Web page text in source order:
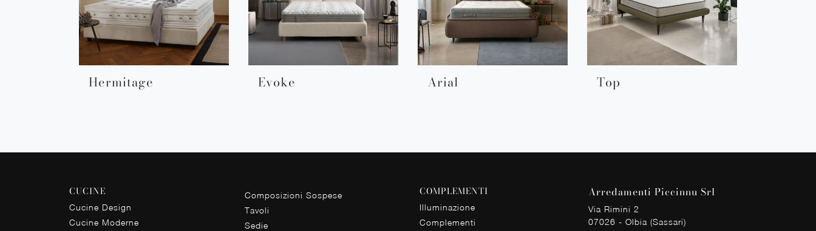
Hermitage Evoke Arial Top
CUCINE
Cucine Design
Cucine Moderne
Composizioni Sospese
Tavoli
Sedie
COMPLEMENTI
Illuminazione
Complementi
Arredamenti Piccinnu Srl
Via Rimini 2
07026 - Olbia (Sassari)